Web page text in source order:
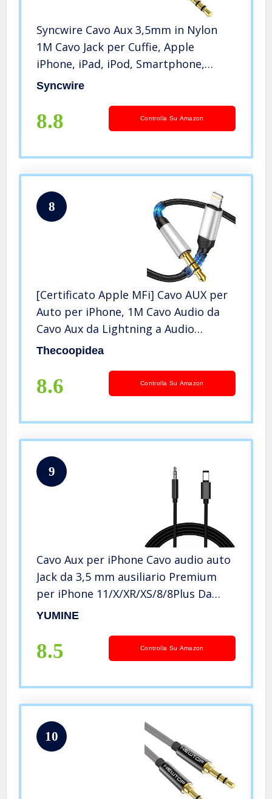
Syncwire Cavo Aux 3,5mm in Nylon
1M Cavo Jack per Cuffie, Apple
iPhone, iPad, iPod, Smartphone,
Autoradio, MP3, Echo DOT ECC –
Syncwire
8.8 Controlla Su Amazon
8
[Certificato Apple MFi] Cavo AUX per
Auto per iPhone, 1M Cavo Audio da
Cavo Aux da Lightning a Audio
Premium da 3,5 mm per
iPhone 12/11/13/13
Pro/7/7P/8/8P/X/XS/XR
Thecoopidea
8.6 Controlla Su Amazon
9
Cavo Aux per iPhone Cavo audio auto
Jack da 3,5 mm ausiliario Premium
per iPhone 11/X/XR/XS/8/8Plus Da
maschio a maschio cuffie Accessori
Tessitura-Nero bianco 3Ft / 1M
YUMINE
8.5 Controlla Su Amazon
10